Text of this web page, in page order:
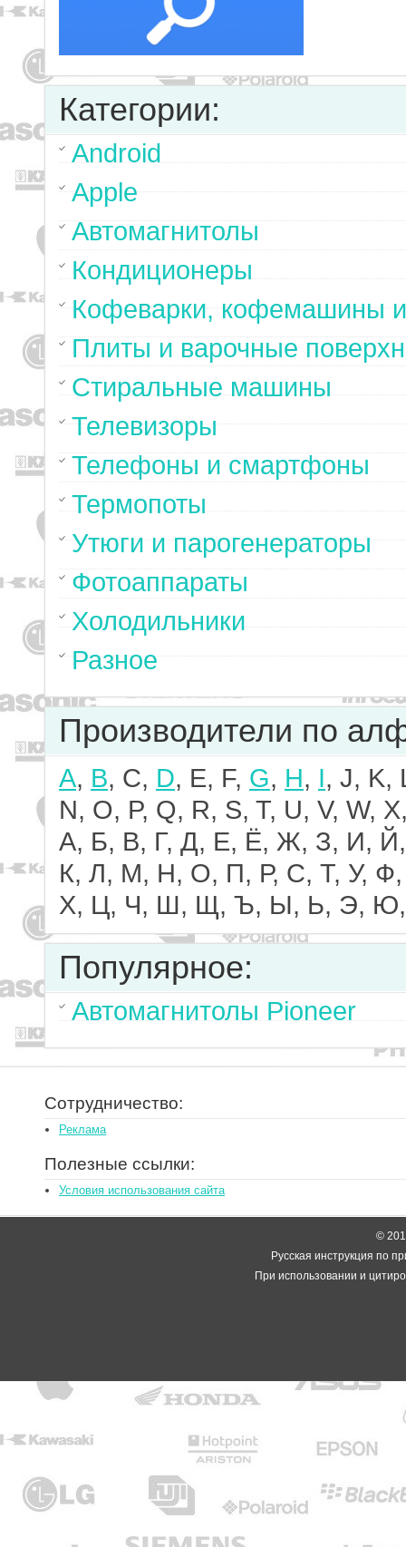
Категории:
Android
Apple
Автомагнитолы
Кондиционеры
Кофеварки, кофемашины
Плиты и варочные
Стиральные машины
Телевизоры
Телефоны и смартфоны
Термопоты
Утюги и парогенераторы
Фотоаппараты
Холодильники
Разное
Производители по
A, B, C, D, E, F, G, H, I, J, K,
N, O, P, Q, R, S, T, U, V, W,
А, Б, В, Г, Д, Е, Ё, Ж, З, И, Й,
К, Л, М, Н, О, П, Р, С, Т, У, Ф,
Х, Ц, Ч, Ш, Щ, Ъ, Ы, Ь, Э,
Популярное:
Автомагнитолы Pioneer
Сотрудничество:
Реклама
Полезные ссылки:
Условия использования сайта
©
Русская инструкция по
При использовании и